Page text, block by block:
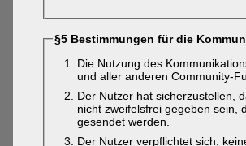
§5 Bestimmungen für die
Die Nutzung des
und aller anderen Community-
Der Nutzer hat sicherzustellen,
nicht zweifelsfrei gegeben sein,
gesendet werden.
Der Nutzer verpflichtet sich,